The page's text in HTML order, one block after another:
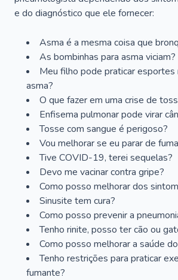
e do diagnóstico que ele fornecer:
Asma é a mesma coisa que
As bombinhas para asma viciam?
Meu filho pode praticar
asma?
O que fazer em uma crise de
Enfisema pulmonar pode virar
Tosse com sangue é perigoso?
Vou melhorar se eu parar de
Tive COVID-19, terei sequelas?
Devo me vacinar contra gripe?
Como posso melhorar dos
Sinusite tem cura?
Como posso prevenir a
Tenho rinite, posso ter cão ou
Como posso melhorar a saúde
Tenho restrições para praticar
fumante?